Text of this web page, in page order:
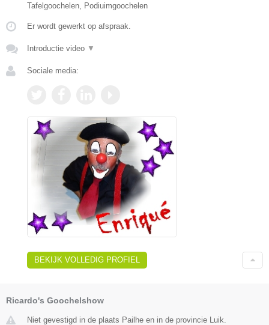
Tafelgoochelen, Podiuimgoochelen
Er wordt gewerkt op afspraak.
Introductie video ▼
Sociale media:
BEKIJK VOLLEDIG PROFIEL
Ricardo's Goochelshow
Niet gevestigd in de plaats Pailhe en in de provincie Luik.